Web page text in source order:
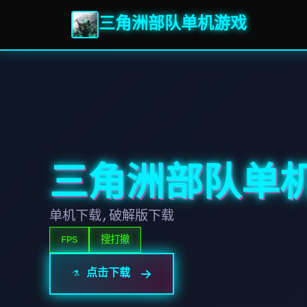
三角洲部队单机游戏
三角洲部队单
单机下载,破解版下载
FPS 搜打撤
⚗️ 点击下载